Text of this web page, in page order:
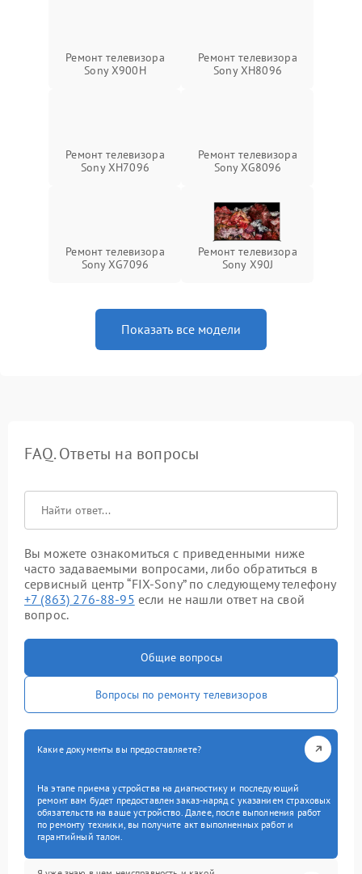
Ремонт телевизора
Sony X900H
Ремонт телевизора
Sony XH8096
Ремонт телевизора
Sony XH7096
Ремонт телевизора
Sony XG8096
Ремонт телевизора
Sony XG7096
Ремонт телевизора
Sony X90J
Показать все модели
FAQ. Ответы на вопросы
Вы можете ознакомиться с приведенными ниже
часто задаваемыми вопросами, либо обратиться в
сервисный центр “FIX-Sony” по следующему телефону
+7 (863) 276-88-95 если не нашли ответ на свой
вопрос.
Общие вопросы
Вопросы по ремонту телевизоров
Какие документы вы предоставляете?
На этапе приема устройства на диагностику и последующий
ремонт вам будет предоставлен заказ-наряд с указанием страховых
обязательств на ваше устройство. Далее, после выполнения работ
по ремонту техники, вы получите акт выполненных работ и
гарантийный талон.